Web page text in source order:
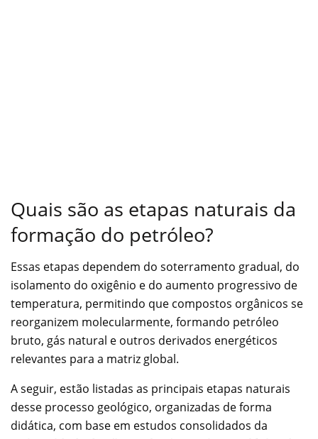
Quais são as etapas naturais da
formação do petróleo?
Essas etapas dependem do soterramento gradual, do
isolamento do oxigênio e do aumento progressivo de
temperatura, permitindo que compostos orgânicos se
reorganizem molecularmente, formando petróleo
bruto, gás natural e outros derivados energéticos
relevantes para a matriz global.
A seguir, estão listadas as principais etapas naturais
desse processo geológico, organizadas de forma
didática, com base em estudos consolidados da